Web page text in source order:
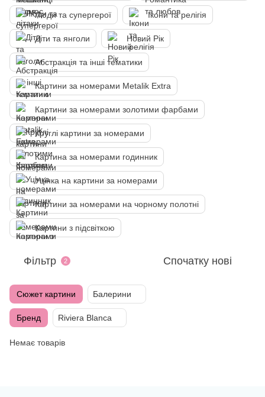
Люди та супергерої Ікони та релігія
Діти та янголи Новий Рік
Абстракція та інші тематики
Картини за номерами Metalik Extra
Картини за номерами золотими фарбами
Круглі картини за номерами
Картина за номерами годинник
Уцінка на картини за номерами
Картини за номерами на чорному полотні
Картини з підсвіткою
Фільтр 2 Спочатку нові
Сюжет картини Балерини
Бренд Riviera Blanca
Немає товарів